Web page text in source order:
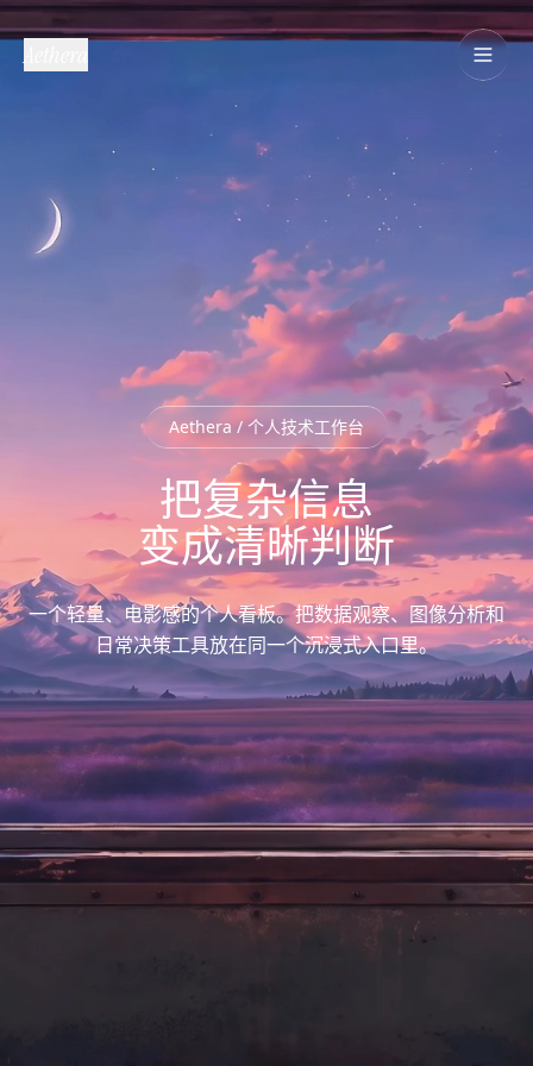
Aethera / 个人技术工作台
把复杂信息
变成清晰判断
一个轻量、电影感的个人看板。把数据观察、图像分析和
日常决策工具放在同一个沉浸式入口里。